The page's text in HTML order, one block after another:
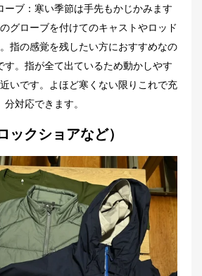
ーブ：寒い季節は手先もかじかみます
グローブを付けてのキャストやロッド
指の感覚を残したい方におすすめなの
す。指が全て出ているため動かしやす
いです。よほど寒くない限りこれで充
分対応できます。
ックショアなど）